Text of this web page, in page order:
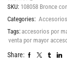
SKU: 108058 Bronce
Categories: Accesorios
Tags: accesorios por
venta por mayor
Share: